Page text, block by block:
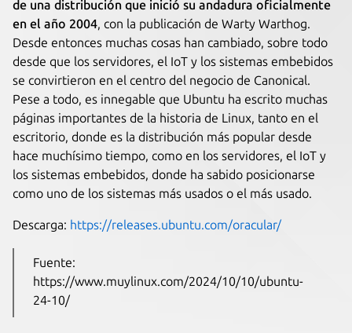
de una distribución que inició su andadura oficialmente
en el año 2004, con la publicación de Warty Warthog.
Desde entonces muchas cosas han cambiado, sobre todo
desde que los servidores, el IoT y los sistemas embebidos
se convirtieron en el centro del negocio de Canonical.
Pese a todo, es innegable que Ubuntu ha escrito muchas
páginas importantes de la historia de Linux, tanto en el
escritorio, donde es la distribución más popular desde
hace muchísimo tiempo, como en los servidores, el IoT y
los sistemas embebidos, donde ha sabido posicionarse
como uno de los sistemas más usados o el más usado.
Descarga: https://releases.ubuntu.com/oracular/
Fuente:
https://www.muylinux.com/2024/10/10/ubuntu-
24-10/